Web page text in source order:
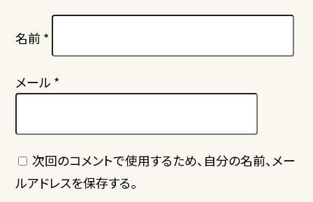
名前 *
メール *
次回のコメントで使用するため、自分の名前、メー
ルアドレスを保存する。